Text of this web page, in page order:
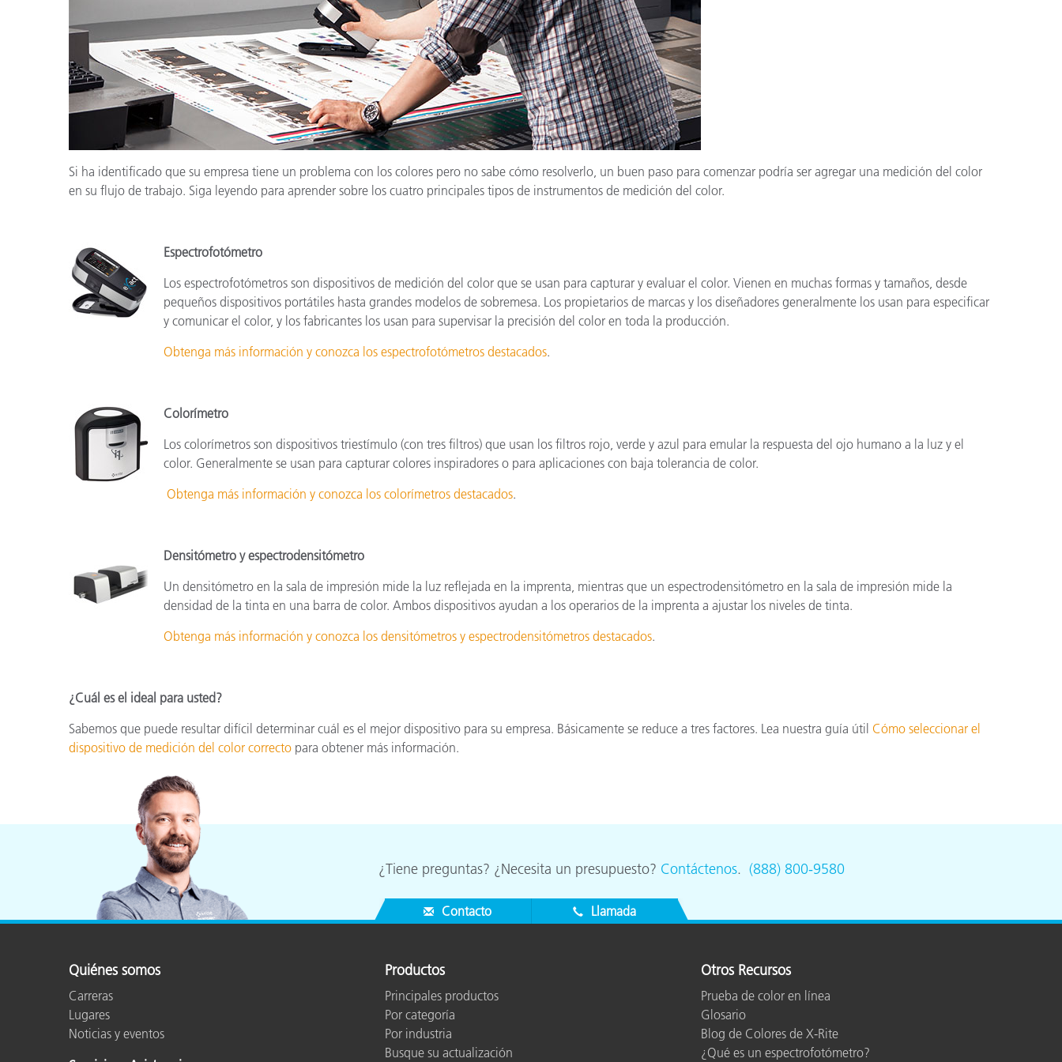
Fabricantes de Cosméticos
Papel
Materiales de Construcción
Bienes Duraderos
Si ha identificado que su empresa tiene un problema con los colores pero no sabe cómo resolverlo, un buen paso para comenzar podría ser agregar una medición del color
en su flujo de trabajo. Siga leyendo para aprender sobre los cuatro principales tipos de instrumentos de medición del color.
Espectrofotómetro
Los espectrofotómetros son dispositivos de medición del color que se usan para capturar y evaluar el color. Vienen en muchas formas y tamaños, desde
pequeños dispositivos portátiles hasta grandes modelos de sobremesa. Los propietarios de marcas y los diseñadores generalmente los usan para especificar
y comunicar el color, y los fabricantes los usan para supervisar la precisión del color en toda la producción.
Obtenga más información y conozca los espectrofotómetros destacados.
Colorímetro
Los colorímetros son dispositivos triestímulo (con tres filtros) que usan los filtros rojo, verde y azul para emular la respuesta del ojo humano a la luz y el
color. Generalmente se usan para capturar colores inspiradores o para aplicaciones con baja tolerancia de color.
Obtenga más información y conozca los colorímetros destacados.
Densitómetro y espectrodensitómetro
Un densitómetro en la sala de impresión mide la luz reflejada en la imprenta, mientras que un espectrodensitómetro en la sala de impresión mide la
densidad de la tinta en una barra de color. Ambos dispositivos ayudan a los operarios de la imprenta a ajustar los niveles de tinta.
Obtenga más información y conozca los densitómetros y espectrodensitómetros destacados.
¿Cuál es el ideal para usted?
Sabemos que puede resultar difícil determinar cuál es el mejor dispositivo para su empresa. Básicamente se reduce a tres factores. Lea nuestra guía útil Cómo seleccionar el
dispositivo de medición del color correcto para obtener más información.
¿Tiene preguntas? ¿Necesita un presupuesto? Contáctenos. (888) 800-9580
Contacto Llamada
Quiénes somos
Carreras
Lugares
Noticias y eventos
Productos
Principales productos
Por categoría
Por industria
Busque su actualización
Otros Recursos
Prueba de color en línea
Glosario
Blog de Colores de X-Rite
¿Qué es un espectrofotómetro?